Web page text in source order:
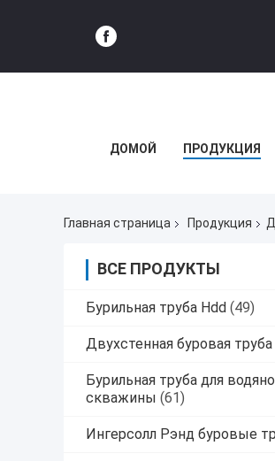
ДОМОЙ ПРОДУКЦИЯ
Главная страница Продукция
ВСЕ ПРОДУКТЫ
Бурильная труба Hdd (49)
Двухстенная буровая труба
Бурильная труба для
скважины (61)
Ингерсолл Рэнд буровые